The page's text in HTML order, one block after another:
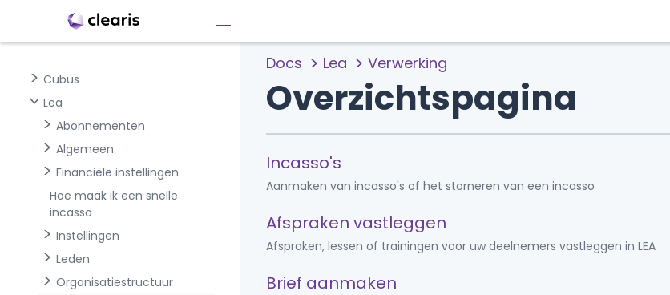
Cubus
Lea
Abonnementen
Algemeen
Financiële instellingen
Hoe maak ik een snelle
incasso
Instellingen
Leden
Organisatiestructuur
Docs Lea Verwerking
Overzichtspagina
Incasso's
Aanmaken van incasso's of het storneren van een incasso
Afspraken vastleggen
Afspraken, lessen of trainingen voor uw deelnemers vastleggen in LEA
Brief aanmaken